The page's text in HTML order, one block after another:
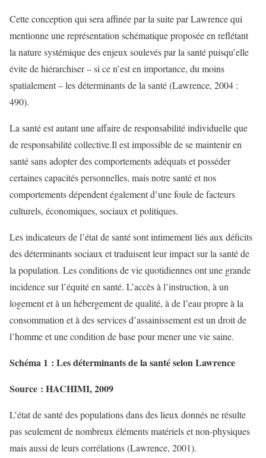
Cette conception qui sera affinée par la suite par Lawrence qui
mentionne une représentation schématique proposée en reflétant
la nature systémique des enjeux soulevés par la santé puisqu’elle
évite de hiérarchiser – si ce n’est en importance, du moins
spatialement – les déterminants de la santé (Lawrence, 2004 :
490).
La santé est autant une affaire de responsabilité individuelle que
de responsabilité collective.Il est impossible de se maintenir en
santé sans adopter des comportements adéquats et posséder
certaines capacités personnelles, mais notre santé et nos
comportements dépendent également d’une foule de facteurs
culturels, économiques, sociaux et politiques.
Les indicateurs de l’état de santé sont intimement liés aux déficits
des déterminants sociaux et traduisent leur impact sur la santé de
la population. Les conditions de vie quotidiennes ont une grande
incidence sur l’équité en santé. L’accès à l’instruction, à un
logement et à un hébergement de qualité, à de l’eau propre à la
consommation et à des services d’assainissement est un droit de
l’homme et une condition de base pour mener une vie saine.
Schéma 1 : Les déterminants de la santé selon Lawrence
Source : HACHIMI, 2009
L’état de santé des populations dans des lieux donnés ne résulte
pas seulement de nombreux éléments matériels et non-physiques
mais aussi de leurs corrélations (Lawrence, 2001).